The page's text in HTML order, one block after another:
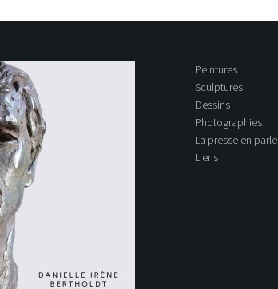
Peintures
Sculptures
Dessins
Photographies
La presse en parle
Liens